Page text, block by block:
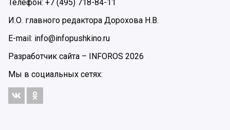
Телефон: +7 (495) 718-84-11
И.О. главного редактора Дорохова Н.В.
E-mail: info@infopushkino.ru
Разработчик сайта – INFOROS 2026
Мы в социальных сетях: